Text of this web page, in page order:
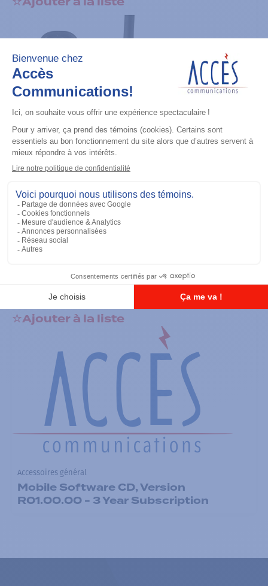
Accessoires général
RS-232 Programming Cable
Ajouter à la liste
Accessoires général
Mobile Software CD, Version
R01.00.00 - 3 Year Subscription